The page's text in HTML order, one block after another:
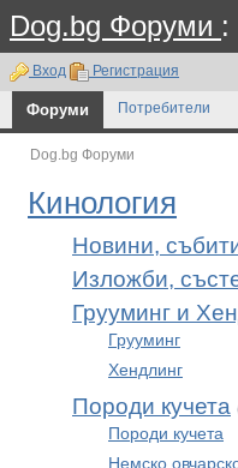
Dog.bg Форуми :
Вход Регистрация
Форуми Потребители
Dog.bg Форуми
Кинология
Новини,
Изложби,
Грууминг и
Грууминг
Хендлинг
Породи кучета
Породи кучета
Немско